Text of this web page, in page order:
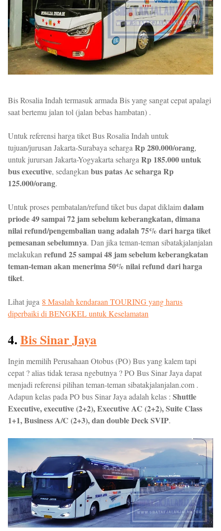
Bis Rosalia Indah termasuk armada Bis yang sangat cepat apalagi
saat bertemu jalan tol (jalan bebas hambatan) .
Untuk referensi harga tiket Bus Rosalia Indah untuk
tujuan/jurusan Jakarta-Surabaya sehargaRp 280.000/orang,
untuk jurursan Jakarta-Yogyakarta sehargaRp 185.000 untuk
bus executive, sedangkanbus patas Ac seharga Rp
125.000/orang.
Untuk proses pembatalan/refund tiket bus dapat diklaimdalam
priode 49 sampai 72 jam sebelum keberangkatan, dimana
nilai refund/pengembalian uang adalah 75% dari harga tiket
pemesanan sebelumnya. Dan jika teman-teman sibatakjalanjalan
melakukanrefund 25 sampai 48 jam sebelum keberangkatan
teman-teman akan menerima 50% nilai refund dari harga
tiket.
Lihat juga 8 Masalah kendaraan TOURING yang harus
diperbaiki di BENGKEL untuk Keselamatan
4.Bis Sinar Jaya
Ingin memilih Perusahaan Otobus (PO) Bus yang kalem tapi
cepat ? alias tidak terasa ngebutnya ? PO Bus Sinar Jaya dapat
menjadi referensi pilihan teman-teman sibatakjalanjalan.com .
Adapun kelas pada PO bus Sinar Jaya adalah kelas : Shuttle
Executive, executive (2+2), Executive AC (2+2), Suite Class
1+1, Business A/C (2+3), dan double Deck SVIP.